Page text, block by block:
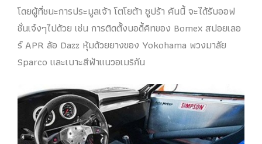
โดยผู้ที่ชนะการประมูลเจ้า โตโยต้า ซูปร้า คันนี้ จะได้รับออฟ
ชั่นเจ๋งๆไปด้วย เช่น การติดตั้งบอดี้คิทของ Bomex สปอยเลอ
ร์ APR ล้อ Dazz หุ้มด้วยยางของ Yokohama พวงมาลัย
Sparco และเบาะสีฟ้าแนวอเมริกัน